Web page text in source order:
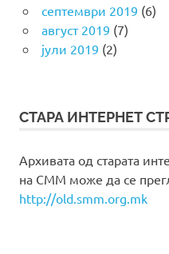
септември 2019 (6)
август 2019 (7)
јули 2019 (2)
СТАРА ИНТЕРНЕТ
Архивата од старата
на СММ може да се
http://old.smm.org.mk